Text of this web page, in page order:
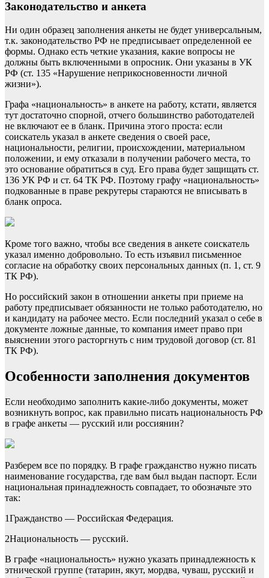
Законодательство и анкета
Ни один образец заполнения анкеты не будет универсальным,
т.к. законодательство РФ не предписывает определенной ее
формы. Однако есть четкие указания, какие вопросы не
должны быть включенными в опросник. Они указаны в УК
РФ (ст. 135 «Нарушение неприкосновенности личной
жизни»).
Графа «национальность» в анкете на работу, кстати, является
тут достаточно спорной, отчего большинство работодателей
не включают ее в бланк. Причина этого проста: если
соискатель указал в анкете сведения о своей расе,
национальности, религии, происхождении, материальном
положении, и ему отказали в получении рабочего места, то
это основание обратиться в суд. Его права будет защищать ст.
136 УК РФ и ст. 64 ТК РФ. Поэтому графу «национальность»
подкованные в праве рекрутеры стараются не вписывать в
бланк опроса.
Кроме того важно, чтобы все сведения в анкете соискатель
указал именно добровольно. То есть изъявил письменное
согласие на обработку своих персональных данных (п. 1, ст. 9
ТК РФ).
Но российский закон в отношении анкеты при приеме на
работу предписывает обязанности не только работодателю, но
и кандидату на рабочее место. Если последний указал о себе в
документе ложные данные, то компания имеет право при
выяснении этого расторгнуть с ним трудовой договор (ст. 81
ТК РФ).
Особенности заполнения документов
Если необходимо заполнить какие-либо документы, может
возникнуть вопрос, как правильно писать национальность РФ
в графе анкеты — русский или россиянин?
Разберем все по порядку. В графе гражданство нужно писать
наименование государства, где вам был выдан паспорт. Если
национальная принадлежность совпадает, то обозначьте это
так:
1Гражданство — Российская Федерация.
2Национальность — русский.
В графе «национальность» нужно указать принадлежность к
этнической группе (татарин, якут, мордва, чуваш, русский и